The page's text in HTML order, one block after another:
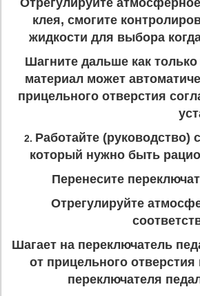
Отрегулируйте
клея, смогите
жидкости для выбора
Шагните дальше как
материал может
прицельного отверстия
2. Работайте
который нужно быть
Перенесите
Отрегулируйте
Шагает на переключатель
от прицельного
переключателя